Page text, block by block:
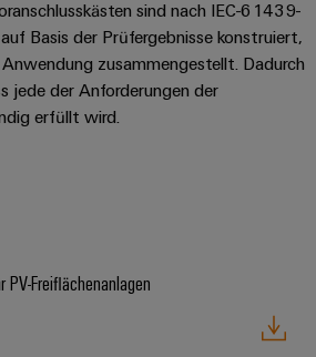
sind nach IEC-61439-
Basis der Prüfergebnisse konstruiert,
zusammengestellt. Dadurch
jede der Anforderungen der
erfüllt wird.
PV-Freiflächenanlagen